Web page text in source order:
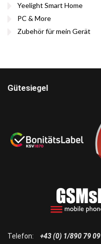
Yeelight Smart Home
PC & More
Zubehör für mein Gerät
Telefon: +43 (0) 1/890 79 09
Gütesiegel